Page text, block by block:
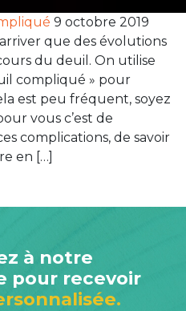
9 octobre 2019
que des évolutions
du deuil. On utilise
compliqué » pour
est peu fréquent, soyez
vous c’est de
complications, de savoir
en […]
à notre
pour recevoir